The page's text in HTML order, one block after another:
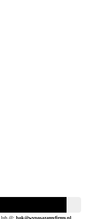
lub @: bok@wyposazamyfirmy.pl